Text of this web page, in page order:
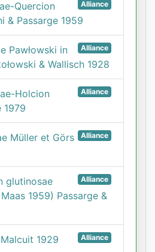
Alliance
Quercion
& Passarge 1959
Alliance
Pawłowski in
& Wallisch 1928
Alliance
Holcion
1979
Alliance
Müller et Görs
Alliance
glutinosae
1959) Passarge &
Alliance
1929